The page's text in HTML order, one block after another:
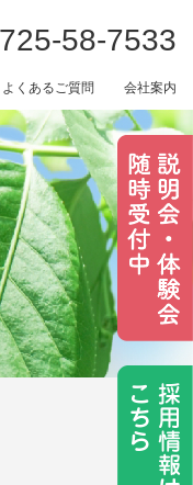
よくあるご質問 会社案内
58-7533